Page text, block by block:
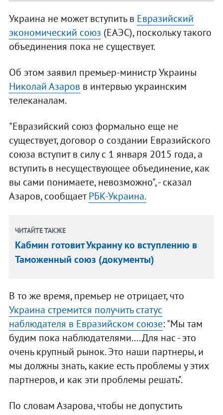
Украина не может вступить в Евразийский
экономический союз (ЕАЭС), поскольку такого
объединения пока не существует.
Об этом заявил премьер-министр Украины
Николай Азаров в интервью украинским
телеканалам.
"Евразийский союз формально еще не
существует, договор о создании Евразийского
союза вступит в силу с 1 января 2015 года, а
вступить в несуществующее объединение, как
вы сами понимаете, невозможно", - сказал
Азаров, сообщаетРБК-Украина.
ЧИТАЙТЕ ТАКЖЕ
Кабмин готовит Украину ко вступлению в
Таможенный союз (документы)
В то же время, премьер не отрицает, что
Украина стремится получить статус
наблюдателя в Евразийском союзе: "Мы там
будим пока наблюдателями.... Для нас - это
очень крупный рынок. Это наши партнеры, и
мы должны знать, какие есть проблемы у этих
партнеров, и как эти проблемы решать".
По словам Азарова, чтобы не допустить